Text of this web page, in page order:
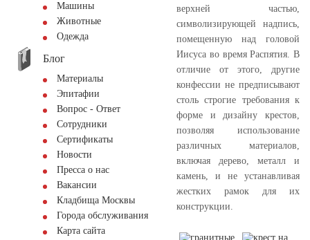
Машины
Животные
Одежда
Блог
Материалы
Эпитафии
Вопрос - Ответ
Сотрудники
Сертификаты
Новости
Пресса о нас
Вакансии
Кладбища Москвы
Города обслуживания
Карта сайта
верхней частью,
символизирующей надпись,
помещенную над головой
Иисуса во время Распятия. В
отличие от этого, другие
конфессии не предписывают
столь строгие требования к
форме и дизайну крестов,
позволяя использование
различных материалов,
включая дерево, металл и
камень, и не устанавливая
жестких рамок для их
конструкции.